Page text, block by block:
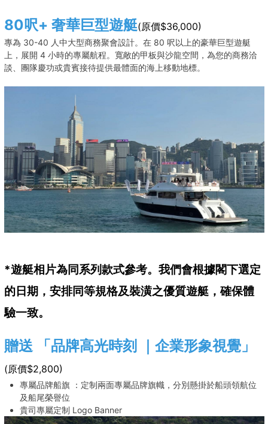
80呎+ 奢華巨型遊艇(原價$36,000)
專為 30-40 人中大型商務聚會設計。在 80 呎以上的豪華巨型遊艇
上，展開 4 小時的專屬航程。寬敞的甲板與沙龍空間，為您的商務洽
談、團隊慶功或貴賓接待提供最體面的海上移動地標。
*遊艇相片為同系列款式參考。我們會根據閣下選定
的日期，安排同等規格及裝潢之優質遊艇，確保體
驗一致。
贈送 「品牌高光時刻 ｜企業形象視覺」
(原價$2,800)
專屬品牌船旗 ：定制兩面專屬品牌旗幟，分別懸掛於船頭領航位
及船尾榮譽位
貴司專屬定制 Logo Banner